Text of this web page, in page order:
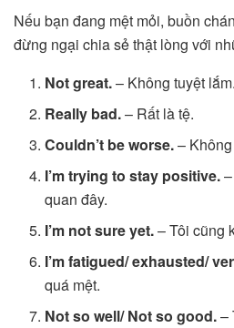
Nếu bạn đang mệt mỏi, buồn
đừng ngại chia sẻ thật lòng với
Not great.– Không tuyệt lắm.
Really bad.– Rất là tệ.
Couldn’t be worse.–
I’m trying to stay positive.
quan đây.
I’m not sure yet.– Tôi cũng
I’m fatigued/ exhausted/
quá mệt.
Not so well/ Not so good.–